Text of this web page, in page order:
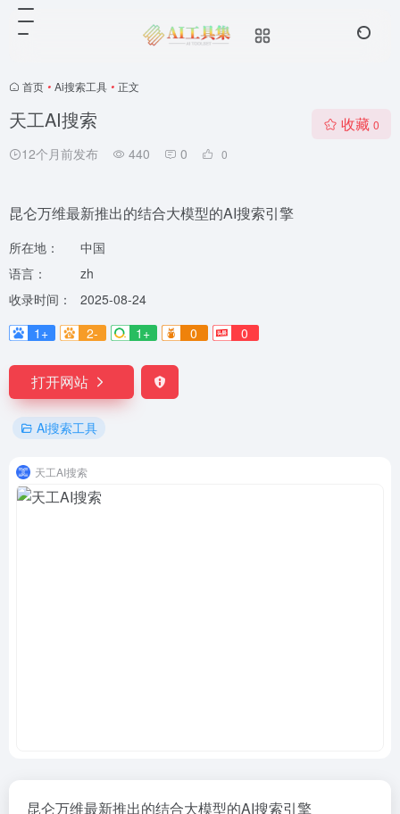
首页 • Ai搜索工具 • 正文
天工AI搜索
12个月前发布 440 0 0
收藏 0
昆仑万维最新推出的结合大模型的AI搜索引擎
所在地：
中国
语言：
zh
收录时间：
2025-08-24
1+
2- 1+ 0 0
打开网站
Ai搜索工具
天工AI搜索
昆仑万维最新推出的结合大模型的AI搜索引擎